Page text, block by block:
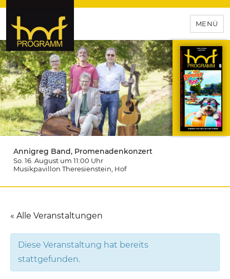
hof-programm – das
Veranstaltungsportal für
Hochfranken
MENÜ
Annigreg Band, Promenadenkonzert
So. 16. August um 11:00 Uhr
Musikpavillon Theresienstein , Hof
« Alle Veranstaltungen
Diese Veranstaltung hat bereits
stattgefunden.